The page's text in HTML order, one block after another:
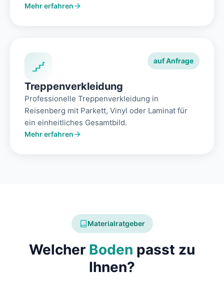
Mehr erfahren
auf Anfrage
Treppenverkleidung
Professionelle Treppenverkleidung in
Reisenberg mit Parkett, Vinyl oder Laminat für
ein einheitliches Gesamtbild.
Mehr erfahren
Materialratgeber
Welcher Boden passt zu
Ihnen?